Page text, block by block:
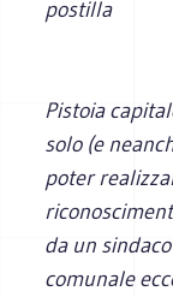
postilla
Pistoia
solo (e
poter
da un
comunale